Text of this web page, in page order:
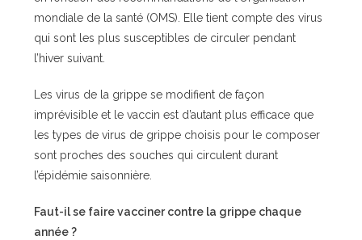
mondiale de la santé (OMS). Elle tient compte des virus
qui sont les plus susceptibles de circuler pendant
l’hiver suivant.
Les virus de la grippe se modifient de façon
imprévisible et le vaccin est d’autant plus efficace que
les types de virus de grippe choisis pour le composer
sont proches des souches qui circulent durant
l’épidémie saisonnière.
Faut-il se faire vacciner contre la grippe chaque
année ?